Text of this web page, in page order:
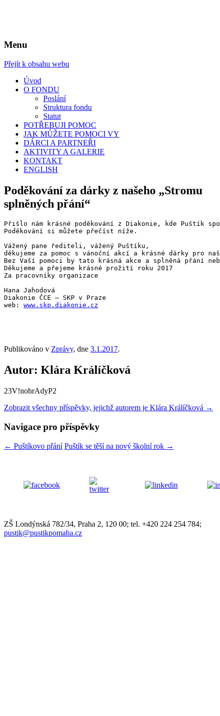
Praha 2
Menu
Přejít k obsahu webu
Úvod
O FONDU
Poslání
Struktura fondu
Statut
POTŘEBUJI POMOC
JAK MŮŽETE POMOCI VY
DÁRCI A PARTNEŘI
AKTIVITY A GALERIE
KONTAKT
ENGLISH
Poděkování za dárky z našeho „Stromu
splněných přání“
Přišlo nám krásné poděkování z Diakonie, kde Puštík
Poděkování si můžete přečíst níže.
Vážený pane řediteli, vážený Puštíku,
děkujeme za pomoc s vánoční akcí a krásné dárky pro
Bez Vaší pomoci by tato krásná akce a splněná přání
Děkujeme a přejeme krásné prožití roku 2017
Za pracovníky organizace
Hana Jahodová
Diakonie ČCE – SKP v Praze
web: www.skp.diakonie.cz
Publikováno v Zprávy, dne 3.1.2017.
Autor: Klára Králíčková
23V!nohrAdyP2
Zobrazit všechny příspěvky, jejichž autorem je Klára Králíčková →
Navigace pro příspěvky
← Puštíkovo přání Puštík se těší na nový školní rok →
ZŠ Londýnská 782/34, Praha 2, 120 00; tel. +420 224 254 784;
pustik@pustikpomaha.cz